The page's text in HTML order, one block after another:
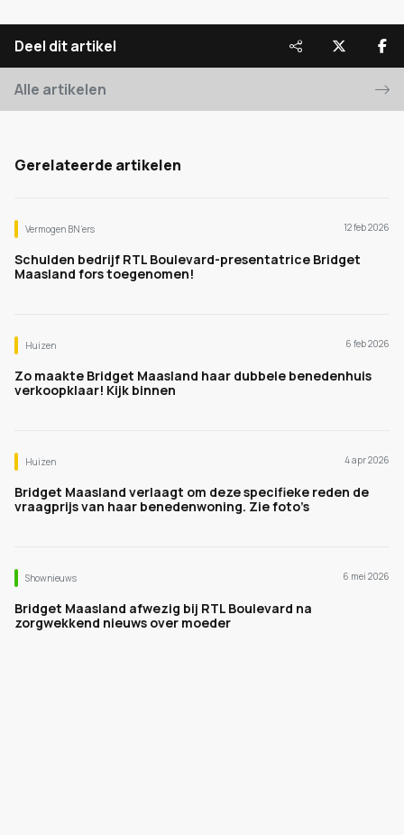
Deel dit artikel
Alle artikelen
Gerelateerde artikelen
Vermogen BN’ers 12 feb 2026
Schulden bedrijf RTL Boulevard-presentatrice Bridget
Maasland fors toegenomen!
Huizen 6 feb 2026
Zo maakte Bridget Maasland haar dubbele benedenhuis
verkoopklaar! Kijk binnen
Huizen 4 apr 2026
Bridget Maasland verlaagt om deze specifieke reden de
vraagprijs van haar benedenwoning. Zie foto’s
Shownieuws 6 mei 2026
Bridget Maasland afwezig bij RTL Boulevard na
zorgwekkend nieuws over moeder